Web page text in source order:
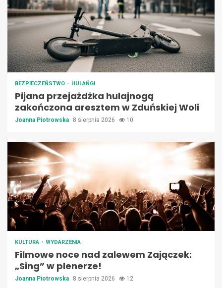
BEZPIECZEŃSTWO HULAŃGI
Pijana przejażdżka hulajnogą
zakończona aresztem w Zduńskiej Woli
Joanna Piotrowska 8 sierpnia 2026 10
KULTURA WYDARZENIA
Filmowe noce nad zalewem Zajączek:
„Sing” w plenerze!
Joanna Piotrowska 8 sierpnia 2026 12